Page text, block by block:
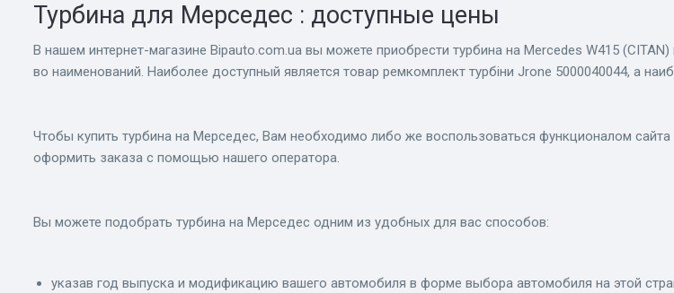
Турбина для Мерседес : доступные цены
В нашем интернет-магазине Bіpauto.com.ua вы можете приобрести турбина на Mercedes W415
во наименований. Наиболее доступный является товар ремкомплект турбіни Jrone 5000040044, а
Чтобы купить турбина на Мерседес, Вам необходимо либо же воспользоваться функционалом
оформить заказа с помощью нашего оператора.
Вы можете подобрать турбина на Мерседес одним из удобных для вас способов:
указав год выпуска и модификацию вашего автомобиля в форме выбора автомобиля на этой